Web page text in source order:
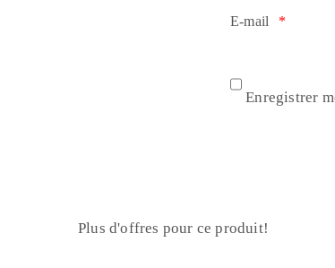
E-mail *
Enregistrer
Plus d'offres pour ce produit!